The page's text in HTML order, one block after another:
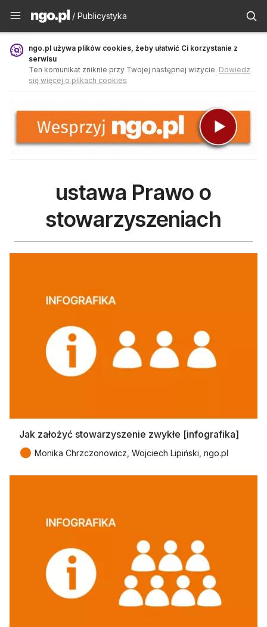
Publicystyka - ngo.pl
/ Publicystyka
ngo.pl używa plików cookies, żeby ułatwić Ci korzystanie z
serwisu
Ten komunikat zniknie przy Twojej następnej wizycie. Dowiedz
się więcej o plikach cookies
ustawa Prawo o
stowarzyszeniach
Jak założyć stowarzyszenie zwykłe [infografika]
● Monika Chrzczonowicz, Wojciech Lipiński, ngo.pl